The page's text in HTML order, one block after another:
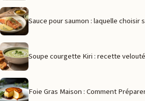
Sauce pour saumon : laquelle choisir
Soupe courgette Kiri : recette
Foie Gras Maison : Comment